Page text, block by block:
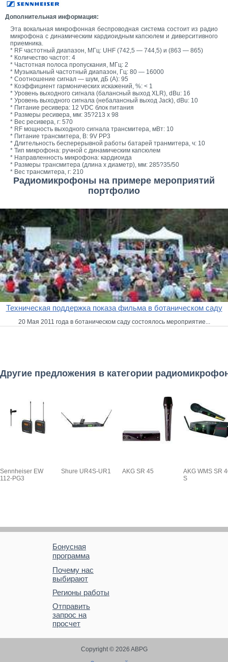
Дополнительная информация:
Эта вокальная микрофонная беспроводная система состоит из радио
микрофона с динамическим кардиоидным капсюлем и диверситивного
приемника.
* RF частотный диапазон, МГц: UHF (742,5 — 744,5) и (863 — 865)
* Количество частот: 4
* Частотная полоса пропускания, МГц: 2
* Музыкальный частотный диапазон, Гц: 80 — 16000
* Соотношение сигнал — шум, дБ (А): 95
* Коэффициент гармонических искажений, %: < 1
* Уровень выходного сигнала (балансный выход XLR), dBu: 16
* Уровень выходного сигнала (небалансный выход Jack), dBu: 10
* Питание ресивера: 12 VDC блок питания
* Размеры ресивера, мм: 35?213 x 98
* Вес ресивера, г: 570
* RF мощность выходного сигнала трансмитера, мВт: 10
* Питание трансмитера, В: 9V PP3
* Длительность бесперерывной работы батарей транмитера, ч: 10
* Тип микрофона: ручной с динамическим капсюлем
* Направленность микрофона: кардиоида
* Размеры трансмитера (длина х диаметр), мм: 285?35/50
* Вес трансмитера, г: 210
Радиомикрофоны на примере мероприятий
портфолио
Техническая поддержка показа фильма в ботаническом саду
20 Мая 2011 года в ботаническом саду состоялось мероприятие...
Другие предложения в категории
Sennheiser EW
112-PG3
Shure UR4S-UR1 AKG SR 45
AKG WMS SR
S
Бонусная
программа
Почему нас
выбирают
Регионы работы
Отправить
запрос на
просчет
Copyright © 2026 ABPG